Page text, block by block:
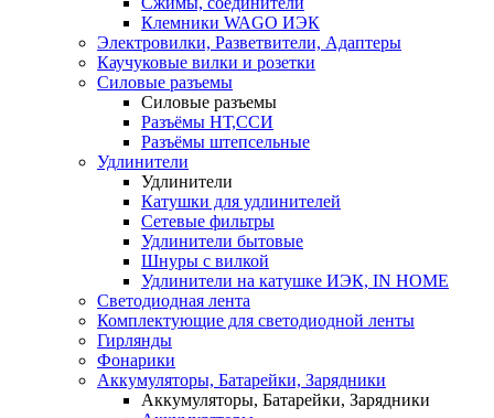
Клемники WAGO ИЭК
Электровилки, Разветвители, Адаптеры
Каучуковые вилки и розетки
Силовые разъемы
Силовые разъемы
Разъёмы НТ,ССИ
Разъёмы штепсельные
Удлинители
Удлинители
Катушки для удлинителей
Сетевые фильтры
Удлинители бытовые
Шнуры с вилкой
Удлинители на катушке ИЭК, IN HOME
Светодиодная лента
Комплектующие для светодиодной ленты
Гирлянды
Фонарики
Аккумуляторы, Батарейки, Зарядники
Аккумуляторы, Батарейки, Зарядники